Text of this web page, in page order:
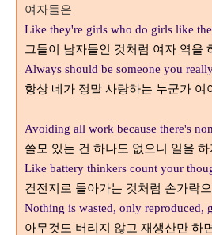
여자들은
Like they're girls who do girls like
그들이 남자들인 것처럼 여자 역을
Always should be someone you
항상 네가 정말 사랑하는 누군가 여
Avoiding all work because there's
쓸모 있는 건 하나도 없으니 일을
Like battery thinkers count your
건전지로 돌아가는 것처럼 손가락
Nothing is wasted, only reproduced,
아무것도 버리지 않고 재생산만 하